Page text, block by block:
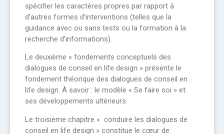
spécifier les caractères propres par rapport à
d’autres formes d’interventions (telles que la
guidance avec ou sans tests ou la formation à la
recherche d’informations).
Le deuxième « fondements conceptuels des
dialogues de conseil en life design » présente le
fondement théorique des dialogues de conseil en
life design. À savoir : le modèle « Se faire soi » et
ses développements ultérieurs.
Le troisième chapitre « conduire les dialogues de
conseil en life design » constitue le cœur de